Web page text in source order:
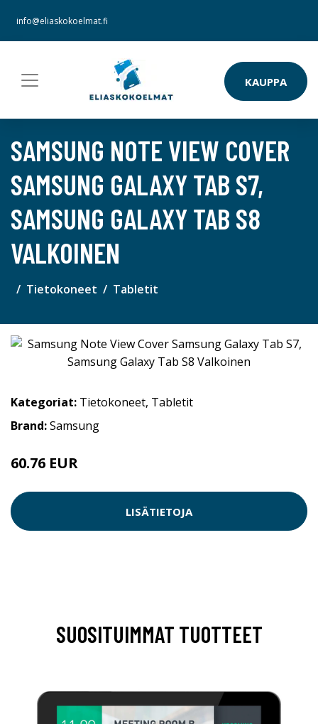
info@eliaskokoelmat.fi
KAUPPA
SAMSUNG NOTE VIEW COVER
SAMSUNG GALAXY TAB S7,
SAMSUNG GALAXY TAB S8
VALKOINEN
Tietokoneet Tabletit
Kategoriat: Tietokoneet, Tabletit
Brand:Samsung
60.76 EUR
LISÄTIETOJA
SUOSITUIMMAT TUOTTEET